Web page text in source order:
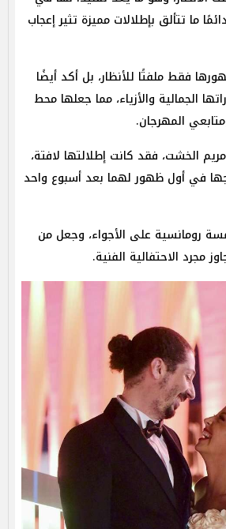
ما تتألق بإطلالات مميزة تثير إعجاب
فقط ملفتًا للأنظار، بل أكد أيضًا
الجمالية والأزياء، مما جعلها محط
المهرجان.
الخشت، فقد كانت إطلالتها لافتة،
في أول ظهور لهما بعد أسبوع واحد
رومانسية على الأجواء، وجعل من
مجرد الاحتفالية الفنية.